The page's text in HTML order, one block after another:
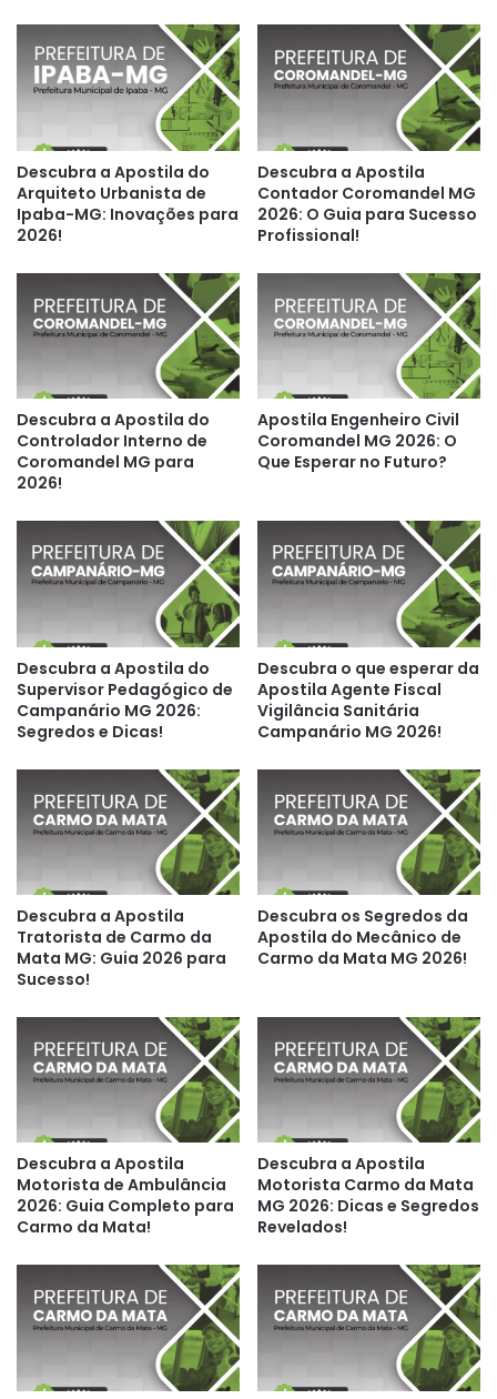
Descubra a Apostila do
Arquiteto Urbanista de
Ipaba-MG: Inovações para
2026!
Descubra a Apostila
Contador Coromandel MG
2026: O Guia para Sucesso
Profissional!
Descubra a Apostila do
Controlador Interno de
Coromandel MG para
2026!
Apostila Engenheiro Civil
Coromandel MG 2026: O
Que Esperar no Futuro?
Descubra a Apostila do
Supervisor Pedagógico de
Campanário MG 2026:
Segredos e Dicas!
Descubra o que esperar da
Apostila Agente Fiscal
Vigilância Sanitária
Campanário MG 2026!
Descubra a Apostila
Tratorista de Carmo da
Mata MG: Guia 2026 para
Sucesso!
Descubra os Segredos da
Apostila do Mecânico de
Carmo da Mata MG 2026!
Descubra a Apostila
Motorista de Ambulância
2026: Guia Completo para
Carmo da Mata!
Descubra a Apostila
Motorista Carmo da Mata
MG 2026: Dicas e Segredos
Revelados!